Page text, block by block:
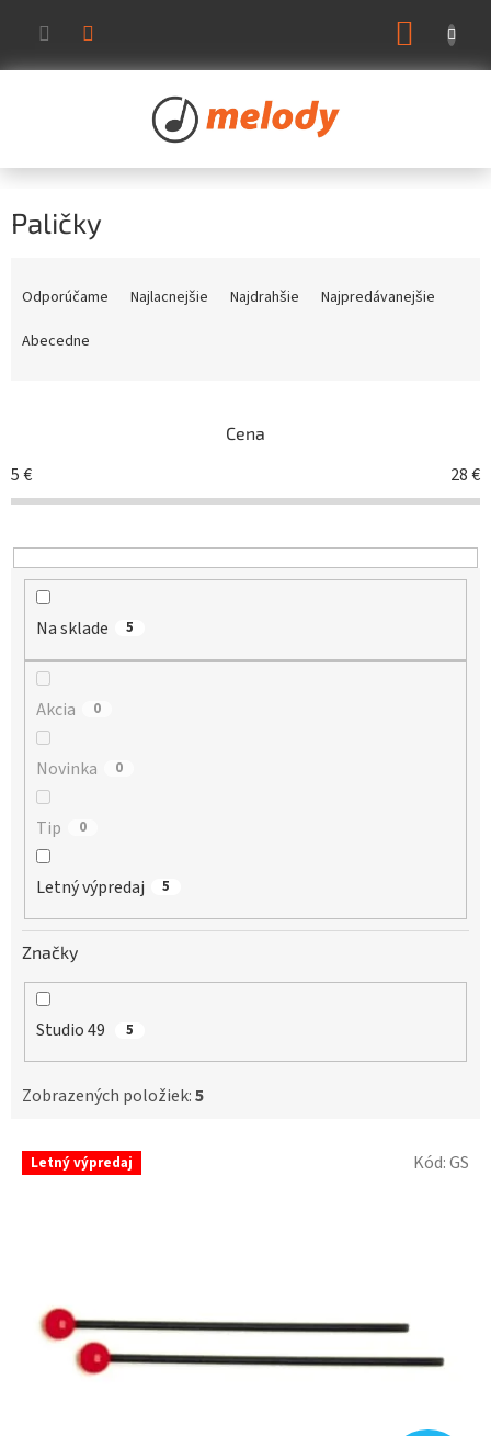
obsah
Paličky
o
d
Odporúčame Najlacnejšie Najdrahšie
Najpredávanejšie
Abecedne
Cena
5€ 28€
Na sklade 5
Akcia 0
Novinka 0
Tip 0
Letný výpredaj 5
Značky
Studio 49 5
Zobrazených položiek:5
V Letný výpredaj Kód:GS